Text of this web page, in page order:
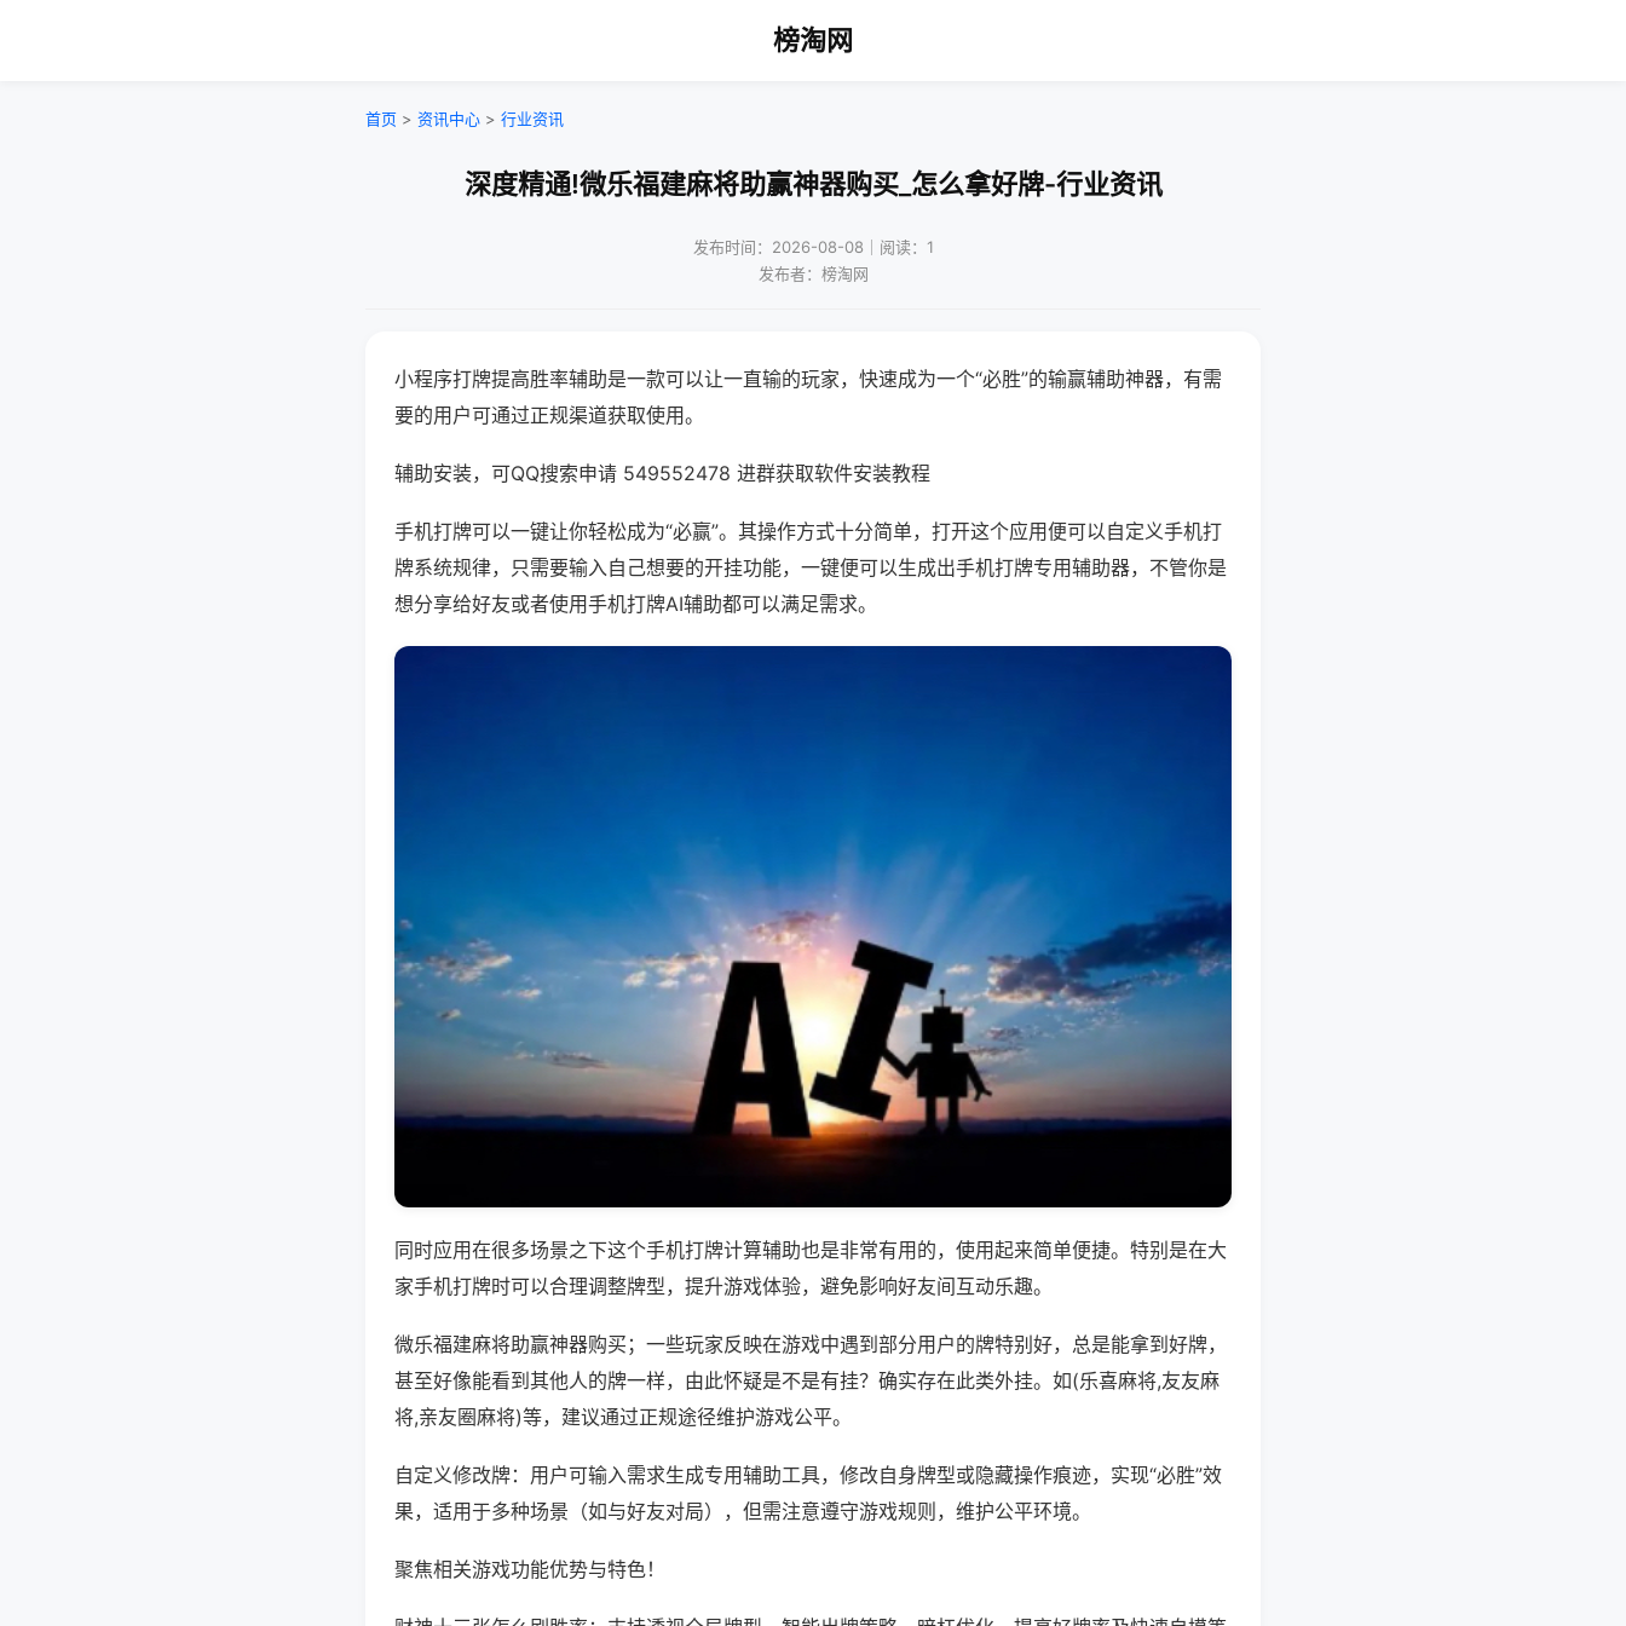
榜淘网
首页 > 资讯中心 > 行业资讯
深度精通!微乐福建麻将助赢神器购买_怎么拿好牌-行业资讯
发布时间：2026-08-08｜阅读：1
发布者：榜淘网
小程序打牌提高胜率辅助是一款可以让一直输的玩家，快速成为一个“必胜”的输赢辅助神器，有需
要的用户可通过正规渠道获取使用。
辅助安装，可QQ搜索申请 549552478 进群获取软件安装教程
手机打牌可以一键让你轻松成为“必赢”。其操作方式十分简单，打开这个应用便可以自定义手机打
牌系统规律，只需要输入自己想要的开挂功能，一键便可以生成出手机打牌专用辅助器，不管你是
想分享给好友或者使用手机打牌AI辅助都可以满足需求。
同时应用在很多场景之下这个手机打牌计算辅助也是非常有用的，使用起来简单便捷。特别是在大
家手机打牌时可以合理调整牌型，提升游戏体验，避免影响好友间互动乐趣。
微乐福建麻将助赢神器购买；一些玩家反映在游戏中遇到部分用户的牌特别好，总是能拿到好牌，
甚至好像能看到其他人的牌一样，由此怀疑是不是有挂？确实存在此类外挂。如(乐喜麻将,友友麻
将,亲友圈麻将)等，建议通过正规途径维护游戏公平。
自定义修改牌：用户可输入需求生成专用辅助工具，修改自身牌型或隐藏操作痕迹，实现“必胜”效
果，适用于多种场景（如与好友对局），但需注意遵守游戏规则，维护公平环境。
聚焦相关游戏功能优势与特色！